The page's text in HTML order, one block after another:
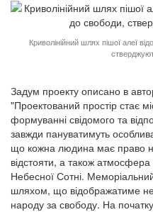
Криволінійний шлях пішої алеї
Задум проекту описано в
"Проектований простір стає
формуванні свідомого та
завжди пануватимуть
що кожна людина має право на
відстояти, а також
Небесної Сотні.
шляхом, що відображатиме
народу за свободу. На